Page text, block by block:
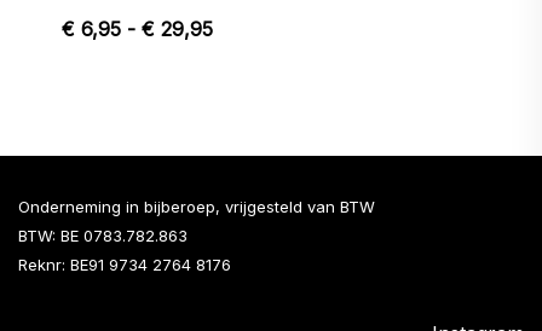
€6,95 - €29,95Prijsklasse:
Onderneming in bijberoep, vrijgesteld van BTW
BTW: BE 0783.782.863
Reknr: BE91 9734 2764 8176